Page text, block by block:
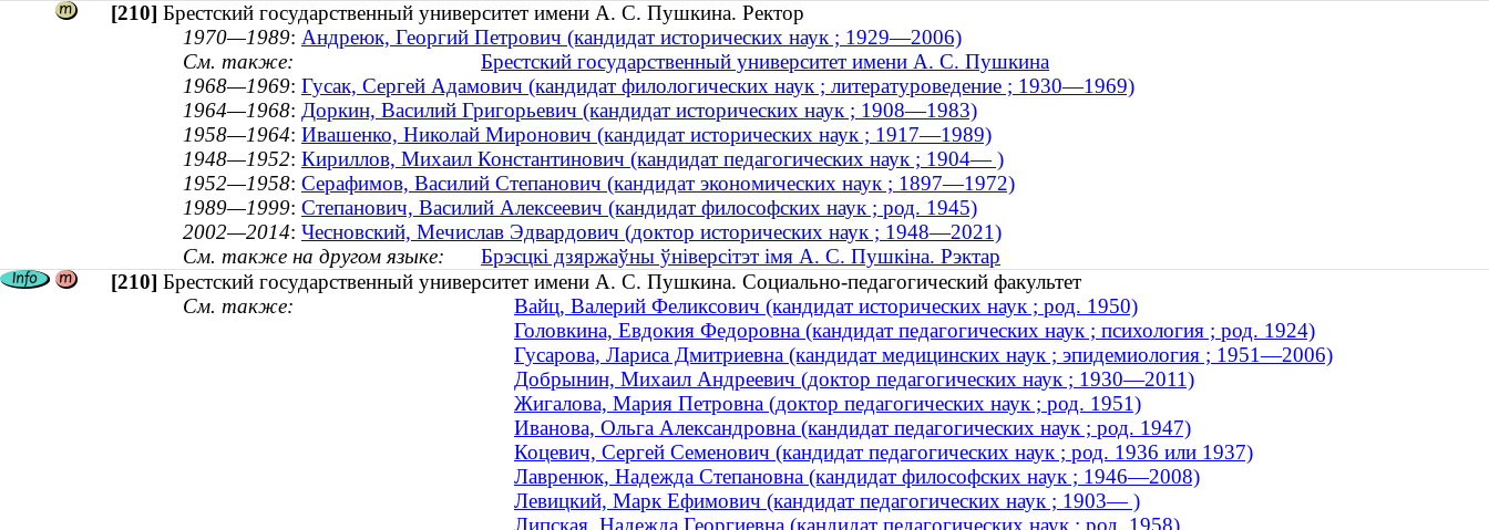
[210] Брестский государственный университет имени А. С. Пушкина. Ректор
1970—1989: Андреюк, Георгий Петрович (кандидат исторических наук ; 1929—2006)
См. также:
Брестский государственный университет имени А. С. Пушкина
1968—1969: Гусак, Сергей Адамович (кандидат филологических наук ; литературоведение ; 1930—1969)
1964—1968: Доркин, Василий Григорьевич (кандидат исторических наук ; 1908—1983)
1958—1964: Ивашенко, Николай Миронович (кандидат исторических наук ; 1917—1989)
1948—1952: Кириллов, Михаил Константинович (кандидат педагогических наук ; 1904— )
1952—1958: Серафимов, Василий Степанович (кандидат экономических наук ; 1897—1972)
1989—1999: Степанович, Василий Алексеевич (кандидат философских наук ; род. 1945)
2002—2014: Чесновский, Мечислав Эдвардович (доктор исторических наук ; 1948—2021)
См. также на другом языке:
Брэсцкі дзяржаўны ўніверсітэт імя А. С. Пушкіна. Рэктар
[210] Брестский государственный университет имени А. С. Пушкина. Социально-педагогический факультет
См. также:
Вайц, Валерий Феликсович (кандидат исторических наук ; род. 1950)
Головкина, Евдокия Федоровна (кандидат педагогических наук ; психология ; род. 1924)
Гусарова, Лариса Дмитриевна (кандидат медицинских наук ; эпидемиология ; 1951—2006)
Добрынин, Михаил Андреевич (доктор педагогических наук ; 1930—2011)
Жигалова, Мария Петровна (доктор педагогических наук ; род. 1951)
Иванова, Ольга Александровна (кандидат педагогических наук ; род. 1947)
Коцевич, Сергей Семенович (кандидат педагогических наук ; род. 1936 или 1937)
Лавренюк, Надежда Степановна (кандидат философских наук ; 1946—2008)
Левицкий, Марк Ефимович (кандидат педагогических наук ; 1903— )